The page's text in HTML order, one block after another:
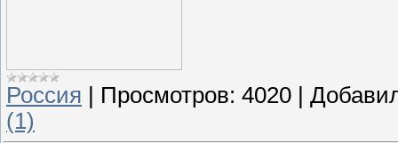
Россия | Просмотров: 4020 |
(1)